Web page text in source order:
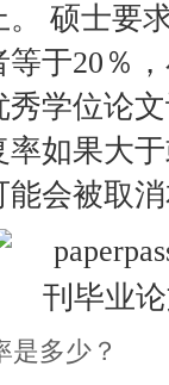
。 硕士要
于20％
秀学位论
率如果大
能会被取
是多少？